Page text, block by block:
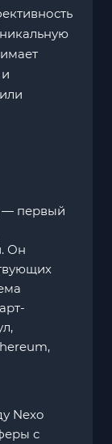
— первый
Он
Nexo
с